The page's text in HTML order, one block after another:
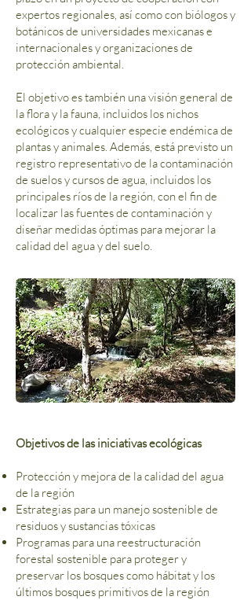
expertos regionales, así como con biólogos y
botánicos de universidades mexicanas e
internacionales y organizaciones de
protección ambiental.
El objetivo es también una visión general de
la flora y la fauna, incluidos los nichos
ecológicos y cualquier especie endémica de
plantas y animales. Además, está previsto un
registro representativo de la contaminación
de suelos y cursos de agua, incluidos los
principales ríos de la región, con el fin de
localizar las fuentes de contaminación y
diseñar medidas óptimas para mejorar la
calidad del agua y del suelo.
Objetivos de las iniciativas ecológicas
Protección y mejora de la calidad del agua
de la región
Estrategias para un manejo sostenible de
residuos y sustancias tóxicas
Programas para una reestructuración
forestal sostenible para proteger y
preservar los bosques como hábitat y los
últimos bosques primitivos de la región